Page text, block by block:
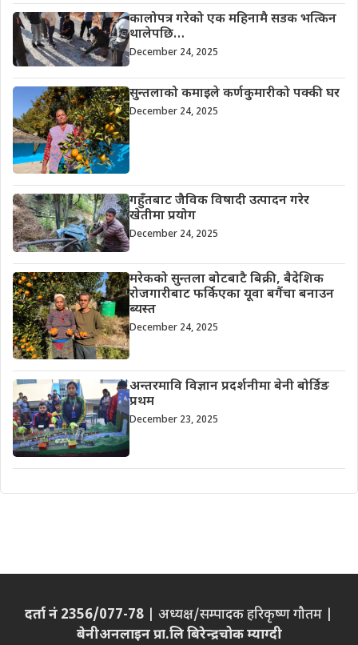
कालोपत्र गरेको एक महिनामै सडक भत्किन
थालेपछि…
December 24, 2025
सुन्तलाको कमाइले कर्णकुमारीको पक्की घर
December 24, 2025
गहुँतबाट जैविक विषादी उत्पादन गरेर
खेतीमा प्रयोग
December 24, 2025
मरेकको सुन्तला बोटबाटै बिक्री, बैदेशिक
रोजगारीबाट फर्किएका यूवा बगैंचा बनाउन
ब्यस्त
December 24, 2025
अन्तरमावि विज्ञान प्रदर्शनीमा बेनी बोर्डिङ
प्रथम
December 23, 2025
दर्ता नं 2356/077-78 | अध्यक्ष/सम्पादक हरिकृष्ण गौतम |
बेनीअनलाइन प्रा.लि बिरेन्द्रचोक म्याग्दी